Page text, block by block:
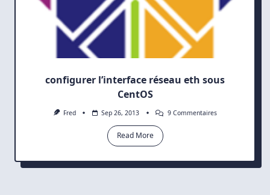
configurer l’interface réseau eth sous
CentOS
Fred Sep 26, 2013 9 CommentairesSur
CentOS
Read More